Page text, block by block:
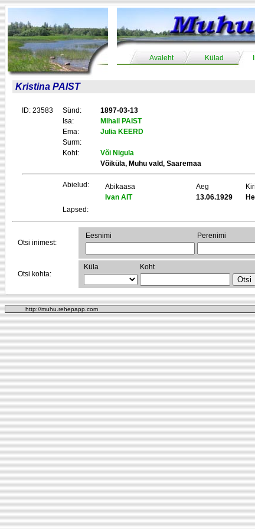
Avaleht Külad
Kristina PAIST
ID: 23583 Sünd:
1897-03-13
Isa:
Mihail PAIST
Ema:
Julia KEERD
Surm:
Koht:
Või Nigula
Võiküla, Muhu vald, Saaremaa
Abielud: Abikaasa Aeg
Ivan AIT
13.06.1929
Lapsed:
Otsi inimest:
Eesnimi Perenimi
Otsi kohta:
Küla Koht
http://muhu.rehepapp.com